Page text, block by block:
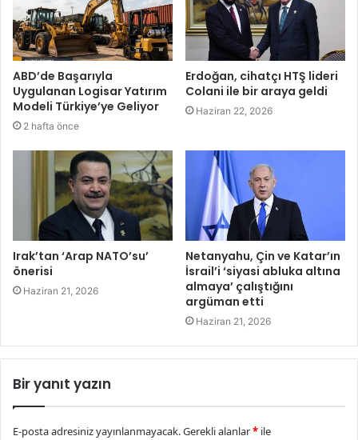
ABD’de Başarıyla
Uygulanan Logisar Yatırım
Modeli Türkiye’ye Geliyor
2 hafta önce
Erdoğan, cihatçı HTŞ lideri
Colani ile bir araya geldi
Haziran 22, 2026
Irak’tan ‘Arap NATO’su’
önerisi
Haziran 21, 2026
Netanyahu, Çin ve Katar’ın
İsrail’i ‘siyasi abluka altına
almaya’ çalıştığını
argüman etti
Haziran 21, 2026
Bir yanıt yazın
E-posta adresiniz yayınlanmayacak.Gerekli alanlar* ile